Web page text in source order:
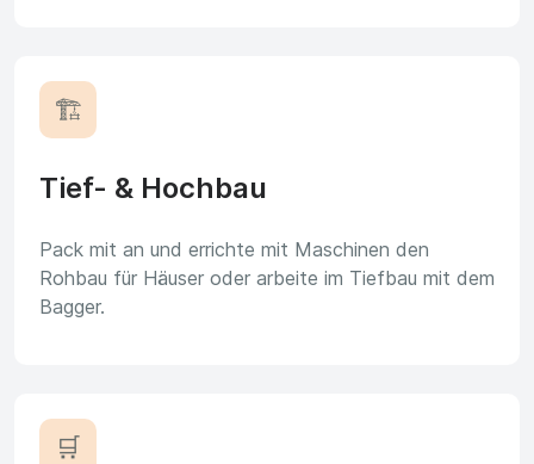
🏗️
Tief- & Hochbau
Pack mit an und errichte mit Maschinen den
Rohbau für Häuser oder arbeite im Tiefbau mit dem
Bagger.
🛒